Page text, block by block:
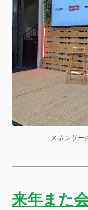
スポンサー
来年また